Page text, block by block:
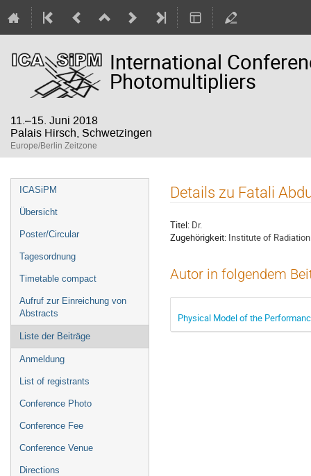
International
Photomultipliers
11.–15. Juni 2018
Palais Hirsch, Schwetzingen
Europe/Berlin Zeitzone
Veranstaltungsmenü
ICASiPM
Übersicht
Poster/Circular
Tagesordnung
Timetable compact
Aufruf zur Einreichung von
Abstracts
Liste der Beiträge
Anmeldung
List of registrants
Conference Photo
Conference Fee
Conference Venue
Directions
Details zu Fatali
Titel: Dr.
Zugehörigkeit: Institute of
Autor in folgendem
Physical Model of the